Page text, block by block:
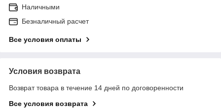
Наличными
Безналичный расчет
Все условия оплаты
Условия возврата
Возврат товара в течение 14 дней по договоренности
Все условия возврата